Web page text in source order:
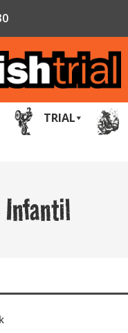
TRIAL
Infantil